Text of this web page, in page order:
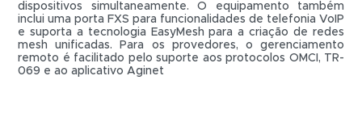
dispositivos simultaneamente. O equipamento também
inclui uma porta FXS para funcionalidades de telefonia VoIP
e suporta a tecnologia EasyMesh para a criação de redes
mesh unificadas. Para os provedores, o gerenciamento
remoto é facilitado pelo suporte aos protocolos OMCI, TR-
069 e ao aplicativo Aginet